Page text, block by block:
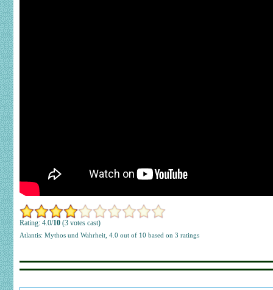
Rating: 4.0/10 (3 votes cast)
Atlantis: Mythos und Wahrheit 4.0 out of 10 based on 3 ratings